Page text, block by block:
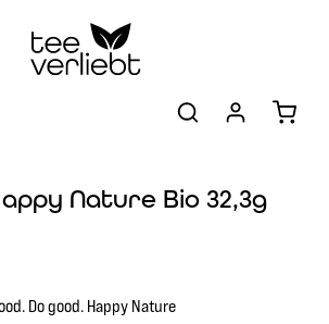
Nature Bio 32,3g
Do good. Happy Nature